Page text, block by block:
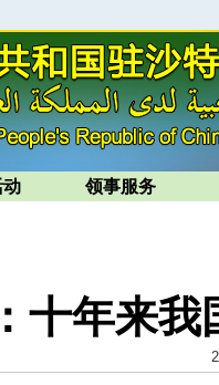
动 领事服务
十年来我